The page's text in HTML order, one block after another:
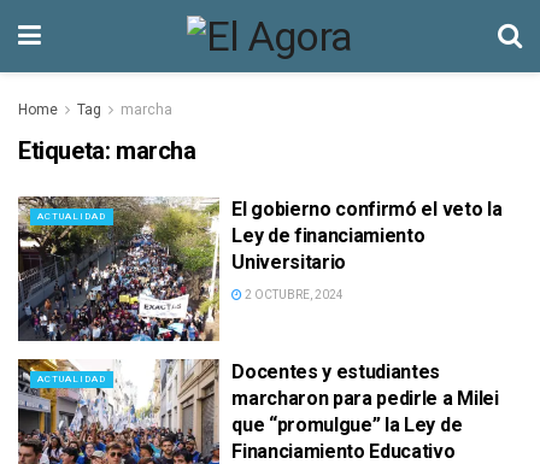
Home Tag marcha
Etiqueta: marcha
ACTUALIDAD
El gobierno confirmó el veto la
Ley de financiamiento
Universitario
2 OCTUBRE, 2024
ACTUALIDAD
Docentes y estudiantes
marcharon para pedirle a Milei
que “promulgue” la Ley de
Financiamiento Educativo